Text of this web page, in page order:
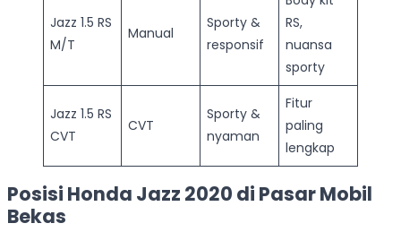
Jazz 1.5 RS
M/T
Manual
Sporty &
responsif
RS,
nuansa
sporty
Jazz 1.5 RS
CVT
CVT
Sporty &
nyaman
Fitur
paling
lengkap
Posisi Honda Jazz 2020 di Pasar Mobil
Bekas